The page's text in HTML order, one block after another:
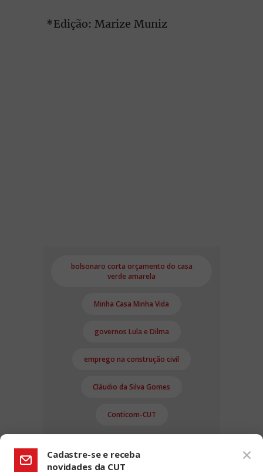
*Edição: Marize Muniz
bolsonaro corta orçamento do casa
verde amarela
Minha Casa Minha Vida
governos Lula e Dilma
emprego na construção civil
Cláudio da Silva Gomes
Conticom-CUT
Cadastre-se e receba
novidades da CUT